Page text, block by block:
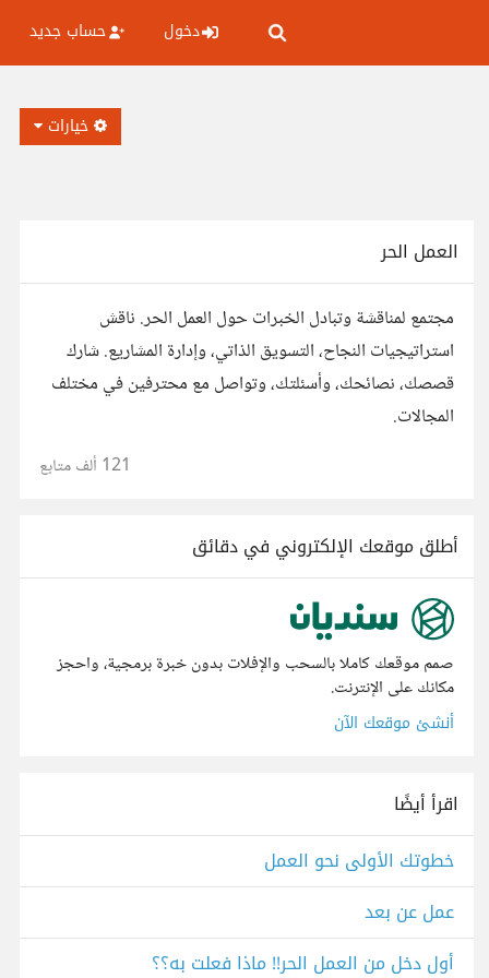
دخول حساب جديد
خيارات
العمل الحر
مجتمع لمناقشة وتبادل الخبرات حول العمل الحر. ناقش
استراتيجيات النجاح، التسويق الذاتي، وإدارة المشاريع. شارك
قصصك، نصائحك، وأسئلتك، وتواصل مع محترفين في مختلف
المجالات.
121 ألف متابع
أطلق موقعك الإلكتروني في دقائق
صمم موقعك كاملا بالسحب والإفلات بدون خبرة برمجية، واحجز
مكانك على الإنترنت.
أنشئ موقعك الآن
اقرأ أيضًا
خطوتك الأولى نحو العمل
عمل عن بعد
أول دخل من العمل الحر!! ماذا فعلت به؟؟